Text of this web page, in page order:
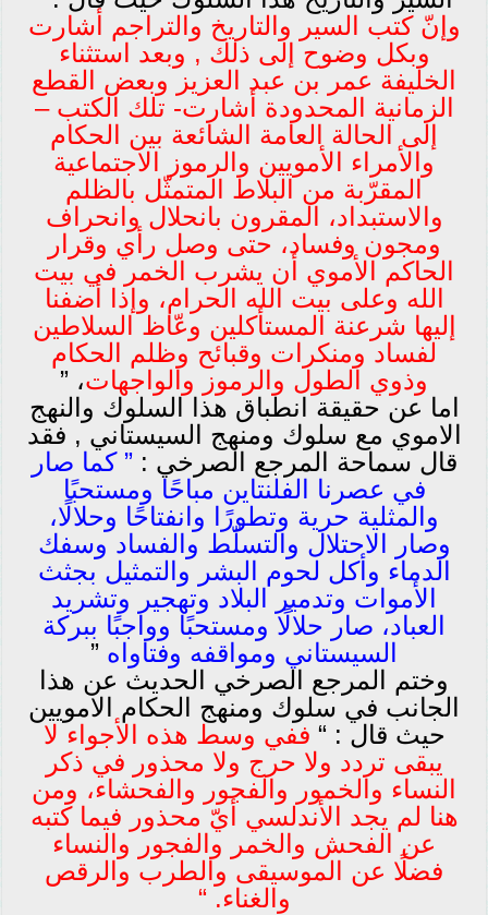
وإنّ كتب السير والتاريخ والتراجم أشارت
وبكل وضوح إلى ذلك , وبعد استثناء
الخليفة عمر بن عبد العزيز وبعض القطع
الزمانية المحدودة أشارت- تلك الكتب –
إلى الحالة العامة الشائعة بين الحكام
والأمراء الأمويين والرموز الاجتماعية
المقرّبة من البلاط المتمثّل بالظلم
والاستبداد، المقرون بانحلال وانحراف
ومجون وفساد، حتى وصل رأي وقرار
الحاكم الأموي أن يشرب الخمر في بيت
الله وعلى بيت الله الحرام، وإذا أضفنا
إليها شرعنة المستأكلين وعّاظ السلاطين
لفساد ومنكرات وقبائح وظلم الحكام
وذوي الطول والرموز والواجهات، ”
اما عن حقيقة انطباق هذا السلوك والنهج
الاموي مع سلوك ومنهج السيستاني , فقد
قال سماحة المرجع الصرخي :” كما صار
في عصرنا الفلنتاين مباحًا ومستحبًا
والمثلية حرية وتطورًا وانفتاحًا وحلالًا،
وصار الاحتلال والتسلّط والفساد وسفك
الدماء وأكل لحوم البشر والتمثيل بجثث
الأموات وتدمير البلاد وتهجير وتشريد
العباد، صار حلالًا ومستحبًا وواجبًا ببركة
السيستاني ومواقفه وفتاواه ”
وختم المرجع الصرخي الحديث عن هذا
الجانب في سلوك ومنهج الحكام الامويين
حيث قال : “ ففي وسط هذه الأجواء لا
يبقى تردد ولا حرج ولا محذور في ذكر
النساء والخمور والفجور والفحشاء، ومن
هنا لم يجد الأندلسي أيّ محذور فيما كتبه
عن الفحش والخمر والفجور والنساء
فضلًا عن الموسيقى والطرب والرقص
والغناء. “